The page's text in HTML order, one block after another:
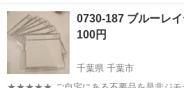
DVD+RW5枚入り ビクター デジタル放送
未開封で保管していました。 未開封につ
承下さい。
東京 練馬区 映像プレーヤー、レ
0730-187 ブルーレ
100円
千葉県 千葉市